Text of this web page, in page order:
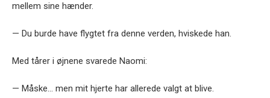
mellem sine hænder.
— Du burde have flygtet fra denne verden, hviskede han.
Med tårer i øjnene svarede Naomi:
— Måske… men mit hjerte har allerede valgt at blive.